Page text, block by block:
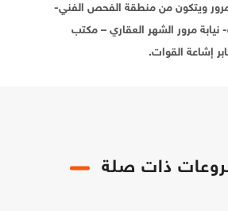
ويتكون من منطقة الفحص الفني-
مرور الشهر العقاري – مكتب
إشاعة القوات.
ذات صلة